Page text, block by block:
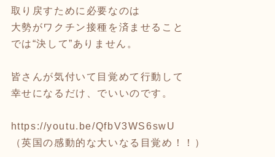
取り戻すために必要なのは
大勢がワクチン接種を済ませること
では“決して”ありません。
皆さんが気付いて目覚めて行動して
幸せになるだけ、でいいのです。
https://youtu.be/QfbV3WS6swU
（英国の感動的な大いなる目覚め！！）